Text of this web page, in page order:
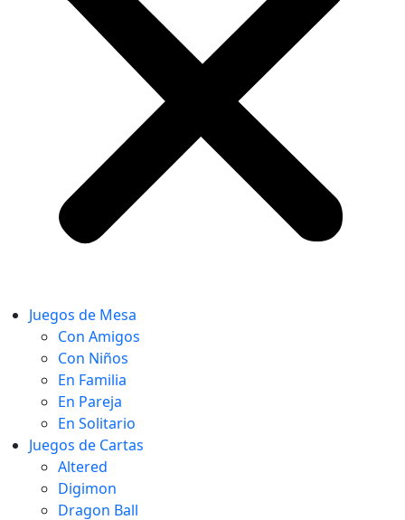
Juegos de Mesa
Con Amigos
Con Niños
En Familia
En Pareja
En Solitario
Juegos de Cartas
Altered
Digimon
Dragon Ball